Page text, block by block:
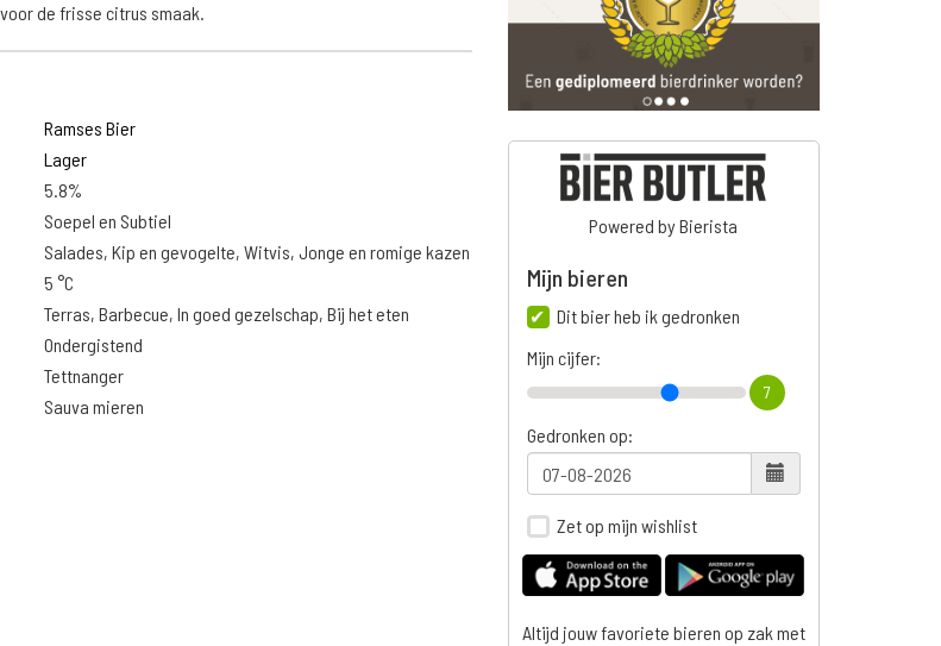
de frisse citrus smaak.
Ramses Bier
Lager
5.8%
Soepel en Subtiel
Salades, Kip en gevogelte, Witvis, Jonge en romige kazen
5 °C
Terras, Barbecue, In goed gezelschap, Bij het eten
Ondergistend
Tettnanger
Sauva mieren
Powered by Bierista
Mijn bieren
Dit bier heb ik gedronken
Mijn cijfer:
7
Gedronken op:
Zet op mijn wishlist
Altijd jouw favoriete bieren op zak met